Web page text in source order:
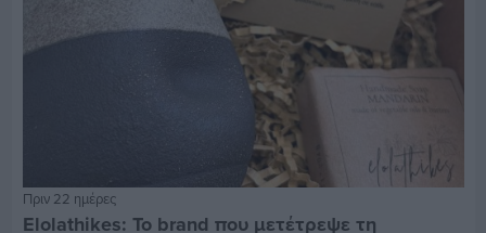
Πριν 22 ημέρες
Elolathikes: Το brand που μετέτρεψε τη